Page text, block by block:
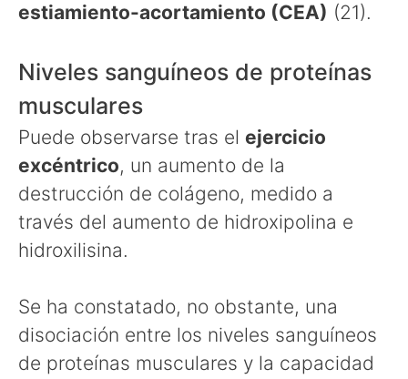
estiamiento-acortamiento (CEA) (21).
Niveles sanguíneos de proteínas
musculares
Puede observarse tras el ejercicio
excéntrico, un aumento de la
destrucción de colágeno, medido a
través del aumento de hidroxipolina e
hidroxilisina.
Se ha constatado, no obstante, una
disociación entre los niveles sanguíneos
de proteínas musculares y la capacidad